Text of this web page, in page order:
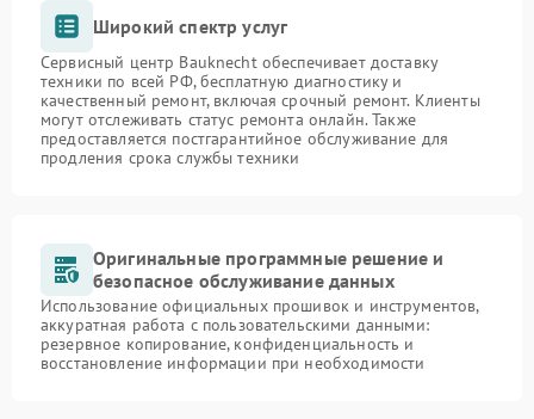
Широкий спектр услуг
Сервисный центр Bauknecht обеспечивает доставку
техники по всей РФ, бесплатную диагностику и
качественный ремонт, включая срочный ремонт. Клиенты
могут отслеживать статус ремонта онлайн. Также
предоставляется постгарантийное обслуживание для
продления срока службы техники
Оригинальные программные решение и
безопасное обслуживание данных
Использование официальных прошивок и инструментов,
аккуратная работа с пользовательскими данными:
резервное копирование, конфиденциальность и
восстановление информации при необходимости